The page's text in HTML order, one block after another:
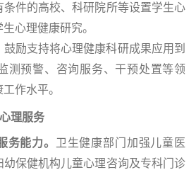
件的高校、科研院所等设置学生心
心理健康研究。
鼓励支持将心理健康科研成果应用到
测预警、咨询服务、干预处置等领
作水平。
理服务
务能力。 卫生健康部门加强儿童医
幼保健机构儿童心理咨询及专科门诊